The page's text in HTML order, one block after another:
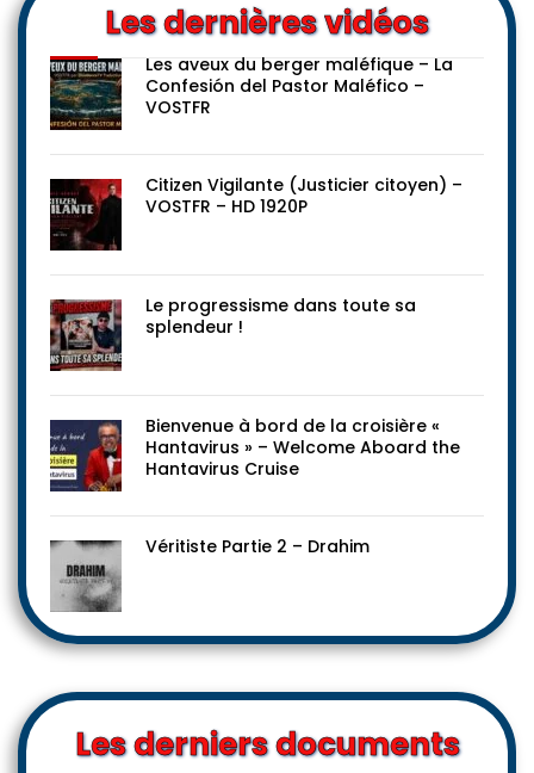
Les dernières vidéos
Les aveux du berger maléfique – La
Confesión del Pastor Maléfico –
VOSTFR
Citizen Vigilante (Justicier citoyen) –
VOSTFR – HD 1920P
Le progressisme dans toute sa
splendeur !
Bienvenue à bord de la croisière «
Hantavirus » – Welcome Aboard the
Hantavirus Cruise
Véritiste Partie 2 – Drahim
Les derniers documents